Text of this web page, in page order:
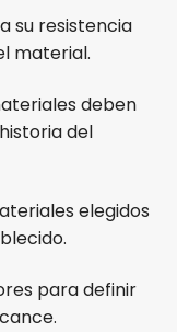
su resistencia
material.
deben
del
elegidos
para definir